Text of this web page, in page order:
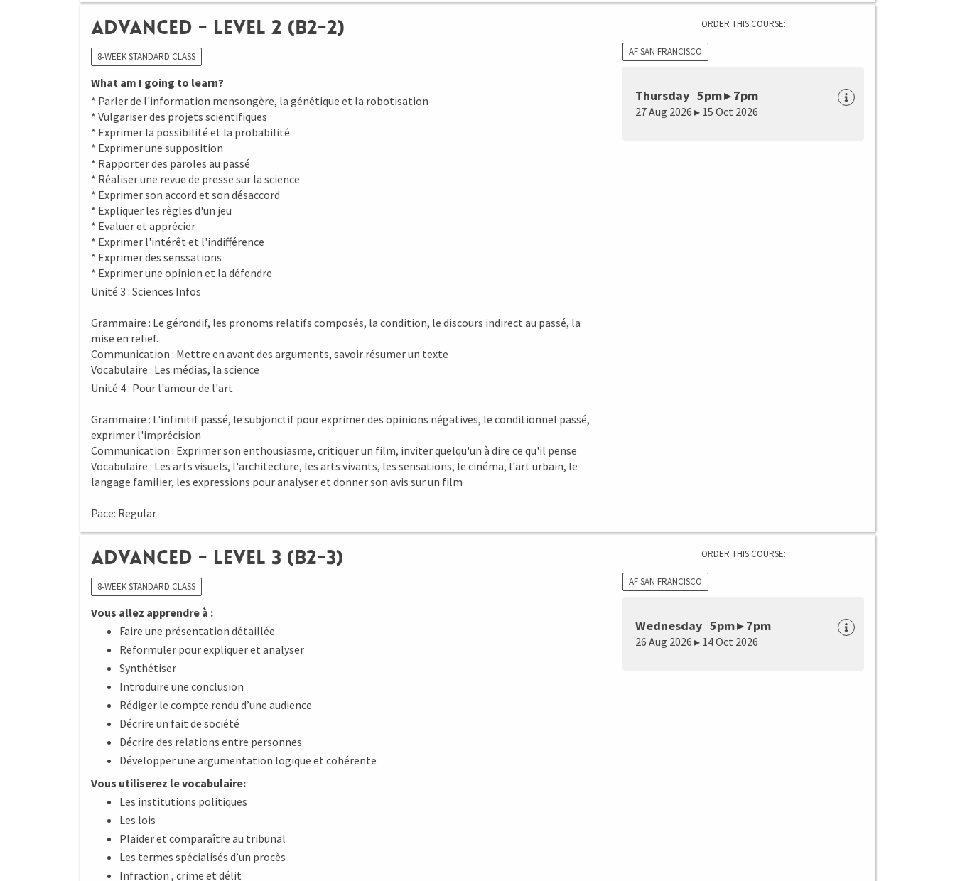
Advanced - Level 2 (B2-2)
8-WEEK STANDARD CLASS
What am I going to learn?
* Parler de l'information mensongère, la génétique et la robotisation
* Vulgariser des projets scientifiques
* Exprimer la possibilité et la probabilité
* Exprimer une supposition
* Rapporter des paroles au passé
* Réaliser une revue de presse sur la science
* Exprimer son accord et son désaccord
* Expliquer les règles d'un jeu
* Evaluer et apprécier
* Exprimer l'intérêt et l'indifférence
* Exprimer des senssations
* Exprimer une opinion et la défendre
Unité 3 : Sciences Infos
Grammaire : Le gérondif, les pronoms relatifs composés, la condition, le discours indirect au passé, la
mise en relief.
Communication : Mettre en avant des arguments, savoir résumer un texte
Vocabulaire : Les médias, la science
Unité 4 : Pour l'amour de l'art
Grammaire : L'infinitif passé, le subjonctif pour exprimer des opinions négatives, le conditionnel passé,
exprimer l'imprécision
Communication : Exprimer son enthousiasme, critiquer un film, inviter quelqu'un à dire ce qu'il pense
Vocabulaire : Les arts visuels, l'architecture, les arts vivants, les sensations, le cinéma, l'art urbain, le
langage familier, les expressions pour analyser et donner son avis sur un film
Pace: Regular
ORDER THIS COURSE:
AF SAN FRANCISCO
Thursday 5pm ▸ 7pm
27 Aug 2026 ▸ 15 Oct 2026
Advanced - Level 3 (B2-3)
8-WEEK STANDARD CLASS
Vous allez apprendre à :
Faire une présentation détaillée
Reformuler pour expliquer et analyser
Synthétiser
Introduire une conclusion
Rédiger le compte rendu d’une audience
Décrire un fait de société
Décrire des relations entre personnes
Développer une argumentation logique et cohérente
Vous utiliserez le vocabulaire:
Les institutions politiques
Les lois
Plaider et comparaître au tribunal
Les termes spécialisés d’un procès
Infraction , crime et délit
ORDER THIS COURSE:
AF SAN FRANCISCO
Wednesday 5pm ▸ 7pm
26 Aug 2026 ▸ 14 Oct 2026